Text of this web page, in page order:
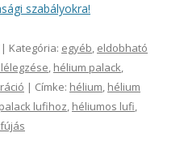
szabályokra!
| Kategória: egyéb, eldobható
, hélium palack,
| Címke: hélium, hélium
lufihoz, héliumos lufi,